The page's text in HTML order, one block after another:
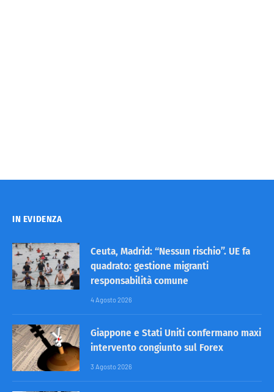
IN EVIDENZA
Ceuta, Madrid: “Nessun rischio”. UE fa
quadrato: gestione migranti
responsabilità comune
4 Agosto 2026
Giappone e Stati Uniti confermano maxi
intervento congiunto sul Forex
3 Agosto 2026